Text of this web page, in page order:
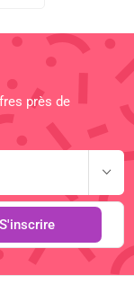
près de
S'inscrire